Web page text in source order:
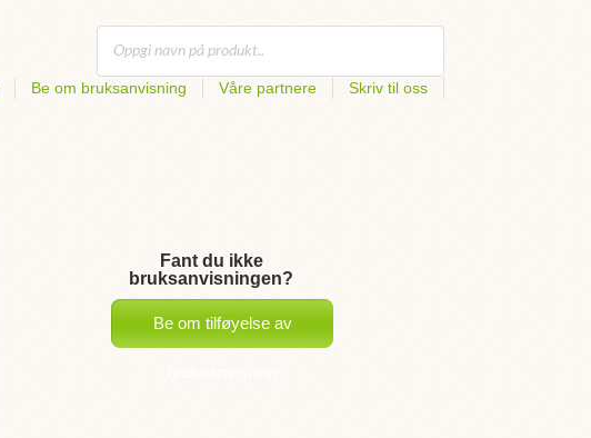
Be om bruksanvisning Våre partnere Skriv til oss
Fant du ikke
bruksanvisningen?
Be om tilføyelse av